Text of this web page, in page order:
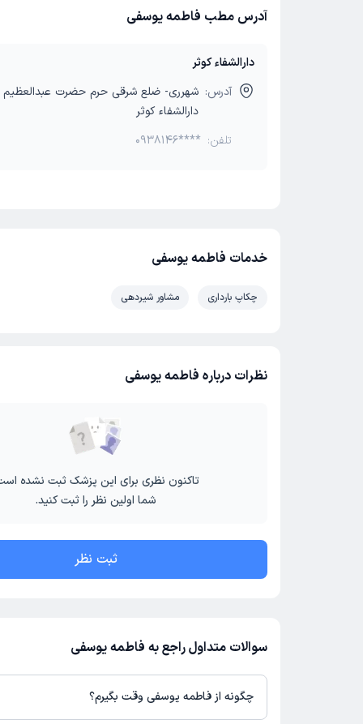
آدرس مطب فاطمه یوسفی
دارالشفاء کوثر
آدرس: شهرری- ضلع شرقی حرم حضرت
دارالشفاء کوثر
تلفن: 0938146****
خدمات فاطمه یوسفی
چکاپ بارداری مشاور شیردهی
نظرات درباره فاطمه یوسفی
تاکنون نظری برای این پزشک ثبت نشده
شما اولین نظر را ثبت کنید.
ثبت نظر
سوالات متداول راجع به فاطمه یوسفی
چگونه از فاطمه یوسفی وقت بگیرم؟